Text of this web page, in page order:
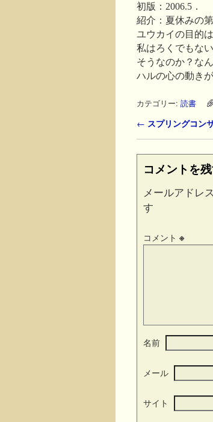
初版：2006.5．
紹介：夏休みの
ユウカイの目的
私はろくでもな
そうなのか？な
ハルの心の動き
カテゴリー: 読書
投稿ナビゲーシ
← スプリングコン
コメントを
メールアドレ
す
コメント ※
名前
メール
サイト